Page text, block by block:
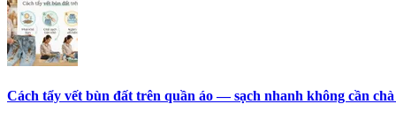
Cách tẩy vết bùn đất trên quần áo — sạch nhanh không cần